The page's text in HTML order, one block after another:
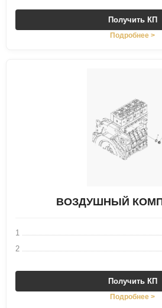
Получить КП
Подробнее >
ВОЗДУШНЫЙ
1
2
Получить КП
Подробнее >